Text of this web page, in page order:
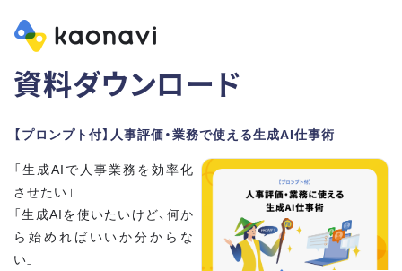
資料ダウンロード
【プロンプト付】人事評価・業務で使える生成AI仕事術
「生成AIで人事業務を効率化
させたい」
「生成AIを使いたいけど、何か
ら始めればいいか分からな
い」